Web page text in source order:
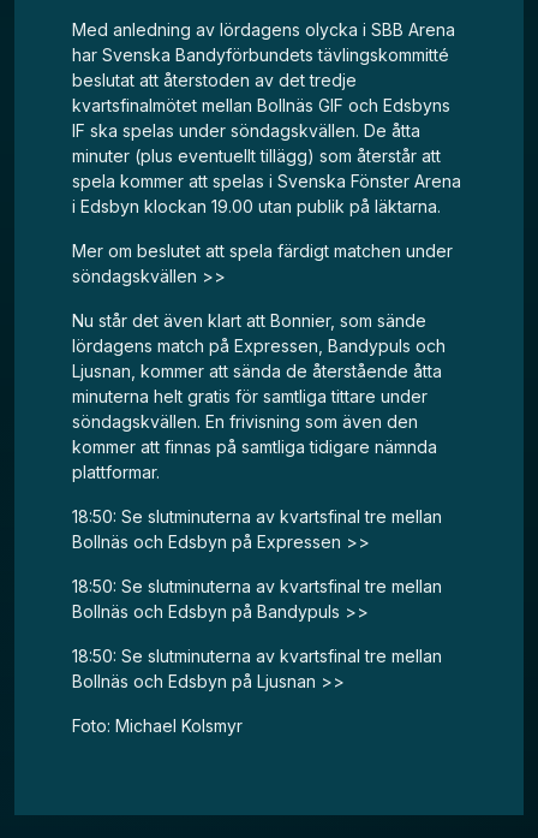
Med anledning av lördagens olycka i SBB Arena
har Svenska Bandyförbundets tävlingskommitté
beslutat att återstoden av det tredje
kvartsfinalmötet mellan Bollnäs GIF och Edsbyns
IF ska spelas under söndagskvällen. De åtta
minuter (plus eventuellt tillägg) som återstår att
spela kommer att spelas i Svenska Fönster Arena
i Edsbyn klockan 19.00 utan publik på läktarna.
Mer om beslutet att spela färdigt matchen under
söndagskvällen >>
Nu står det även klart att Bonnier, som sände
lördagens match på Expressen, Bandypuls och
Ljusnan, kommer att sända de återstående åtta
minuterna helt gratis för samtliga tittare under
söndagskvällen. En frivisning som även den
kommer att finnas på samtliga tidigare nämnda
plattformar.
18:50: Se slutminuterna av kvartsfinal tre mellan
Bollnäs och Edsbyn på Expressen >>
18:50: Se slutminuterna av kvartsfinal tre mellan
Bollnäs och Edsbyn på Bandypuls >>
18:50: Se slutminuterna av kvartsfinal tre mellan
Bollnäs och Edsbyn på Ljusnan >>
Foto: Michael Kolsmyr